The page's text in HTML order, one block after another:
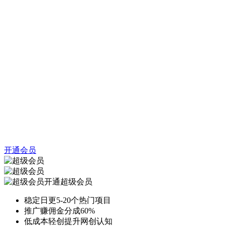
开通会员
开通超级会员
稳定日更5-20个热门项目
推广赚佣金分成60%
低成本轻创提升网创认知